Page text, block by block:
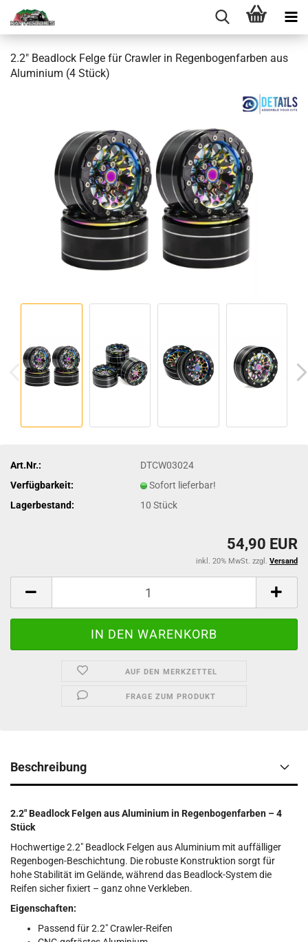
2.2" Beadlock Felge für Crawler in Regenbogenfarben aus
Aluminium (4 Stück)
Art.Nr.:
DTCW03024
Verfügbarkeit:
Sofort lieferbar!
Lagerbestand:
10Stück
54,90 EUR
inkl. 20% MwSt. zzgl. Versand
AUF DEN MERKZETTEL
FRAGE ZUM PRODUKT
Beschreibung
2.2" Beadlock Felgen aus Aluminium in Regenbogenfarben – 4
Stück
Hochwertige 2.2" Beadlock Felgen aus Aluminium mit auffälliger
Regenbogen-Beschichtung. Die robuste Konstruktion sorgt für
hohe Stabilität im Gelände, während das Beadlock-System die
Reifen sicher fixiert – ganz ohne Verkleben.
Eigenschaften:
Passend für 2.2" Crawler-Reifen